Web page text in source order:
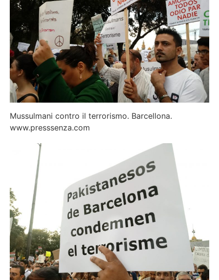
Mussulmani contro il terrorismo. Barcellona.
www.presssenza.com